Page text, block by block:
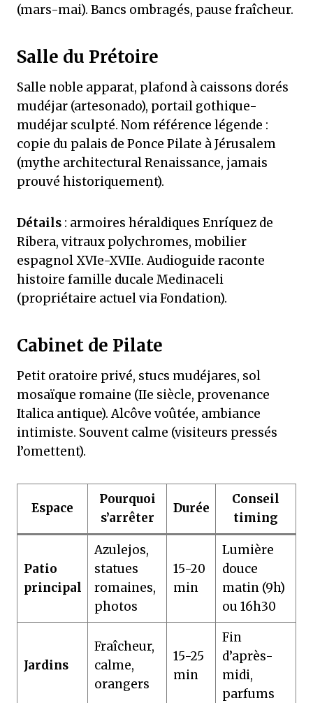
(mars-mai). Bancs ombragés, pause fraîcheur.
Salle du Prétoire
Salle noble apparat, plafond à caissons dorés
mudéjar (artesonado), portail gothique-
mudéjar sculpté. Nom référence légende :
copie du palais de Ponce Pilate à Jérusalem
(mythe architectural Renaissance, jamais
prouvé historiquement).
Détails : armoires héraldiques Enríquez de
Ribera, vitraux polychromes, mobilier
espagnol XVIe-XVIIe. Audioguide raconte
histoire famille ducale Medinaceli
(propriétaire actuel via Fondation).
Cabinet de Pilate
Petit oratoire privé, stucs mudéjares, sol
mosaïque romaine (IIe siècle, provenance
Italica antique). Alcôve voûtée, ambiance
intimiste. Souvent calme (visiteurs pressés
l’omettent).
Espace
Pourquoi
s’arrêter
Durée
Conseil
timing
Patio
principal
Azulejos,
statues
romaines,
photos
15-20
min
Lumière
douce
matin (9h)
ou 16h30
Jardins
Fraîcheur,
calme,
orangers
15-25
min
Fin
d’après-
midi,
parfums